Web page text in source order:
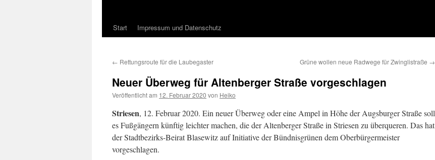
Start Impressum und Datenschutz
← Rettungsroute für die Laubegaster Grüne wollen neue Radwege für Zwinglistraße →
Neuer Überweg für Altenberger Straße vorgeschlagen
Veröffentlicht am 12. Februar 2020 von Heiko
Striesen, 12. Februar 2020. Ein neuer Überweg oder eine Ampel in Höhe der Augsburger Straße soll
es Fußgängern künftig leichter machen, die der Altenberger Straße in Striesen zu überqueren. Das hat
der Stadtbezirks-Beirat Blasewitz auf Initiative der Bündnisgrünen dem Oberbürgermeister
vorgeschlagen.